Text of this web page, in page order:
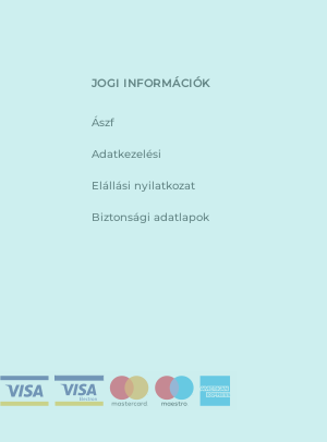
JOGI INFORMÁCIÓK
Ászf
Adatkezelési
Elállási nyilatkozat
Biztonsági adatlapok